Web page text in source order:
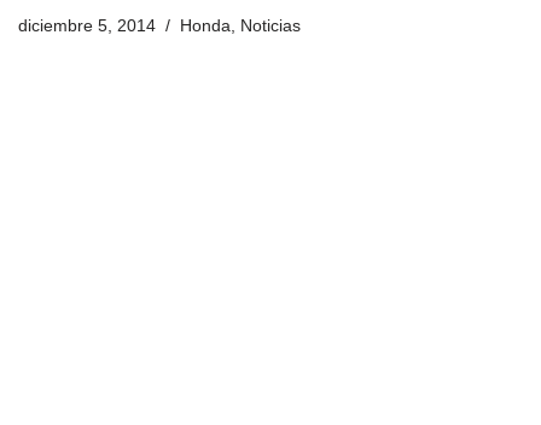
diciembre 5, 2014 Honda, Noticias